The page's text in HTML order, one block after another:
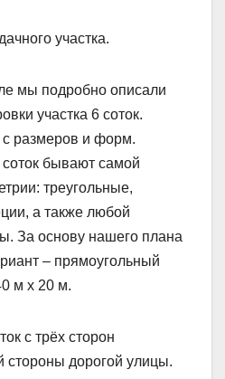
участка.
мы подробно описали
участка 6 соток.
размеров и форм.
бывают самой
треугольные,
а также любой
За основу нашего плана
– прямоугольный
м х 20 м.
с трёх сторон
стороны дорогой улицы.